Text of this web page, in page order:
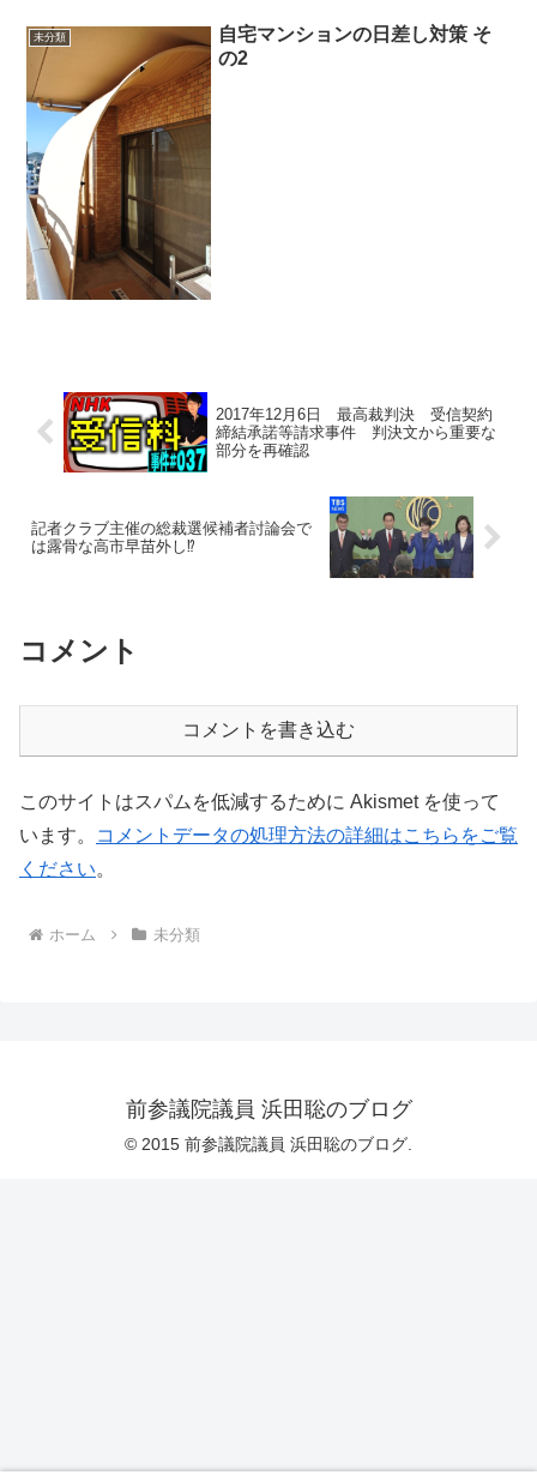
未分類
自宅マンションの日差し対策 そ
の2
2017年12月6日 最高裁判決 受信契約
締結承諾等請求事件 判決文から重要な
部分を再確認
記者クラブ主催の総裁選候補者討論会で
は露骨な高市早苗外し⁉
コメント
コメントを書き込む
このサイトはスパムを低減するために Akismet を使って
います。
コメントデータの処理方法の詳細はこちらをご覧
ください。
ホーム 未分類
前参議院議員 浜田聡のブログ
© 2015 前参議院議員 浜田聡のブログ.